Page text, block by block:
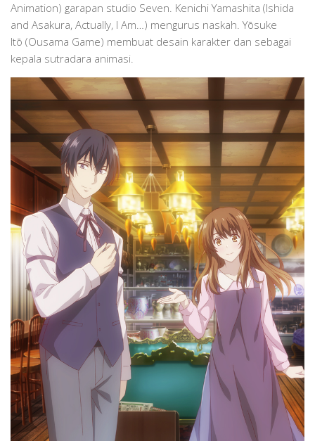
Animation) garapan studio Seven. Kenichi Yamashita (Ishida
and Asakura, Actually, I Am…) mengurus naskah. Yōsuke
Itō (Ousama Game) membuat desain karakter dan sebagai
kepala sutradara animasi.